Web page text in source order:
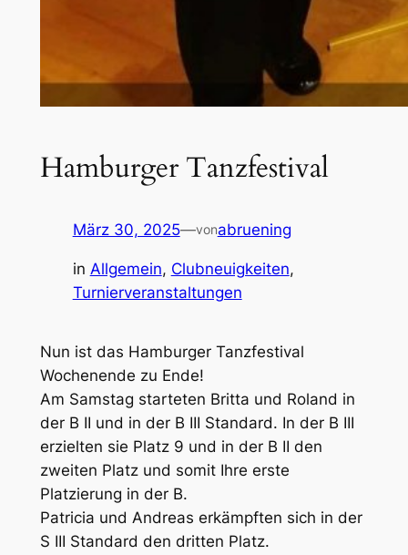
Hamburger Tanzfestival
März 30, 2025—vonabruening
in Allgemein, Clubneuigkeiten
Turnierveranstaltungen
Nun ist das Hamburger Tanzfestival
Wochenende zu Ende!
Am Samstag starteten Britta und Roland in
der B II und in der B III Standard. In der B III
erzielten sie Platz 9 und in der B II den
zweiten Platz und somit Ihre erste
Platzierung in der B.
Patricia und Andreas erkämpften sich in der
S III Standard den dritten Platz.